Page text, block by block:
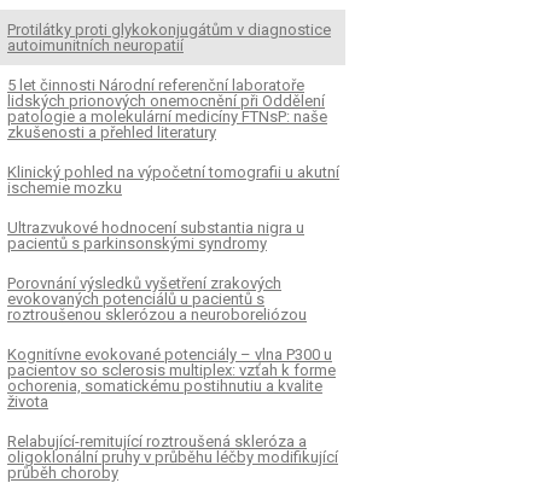
Protilátky proti glykokonjugátům v diagnostice
autoimunitních neuropatií
5 let činnosti Národní referenční laboratoře
lidských prionových onemocnění při Oddělení
patologie a molekulární medicíny FTNsP: naše
zkušenosti a přehled literatury
Klinický pohled na výpočetní tomografii u akutní
ischemie mozku
Ultrazvukové hodnocení substantia nigra u
pacientů s parkinsonskými syndromy
Porovnání výsledků vyšetření zrakových
evokovaných potenciálů u pacientů s
roztroušenou sklerózou a neuroboreliózou
Kognitívne evokované potenciály – vlna P300 u
pacientov so sclerosis multiplex: vzťah k forme
ochorenia, somatickému postihnutiu a kvalite
života
Relabující-remitující roztroušená skleróza a
oligoklonální pruhy v průběhu léčby modifikující
průběh choroby